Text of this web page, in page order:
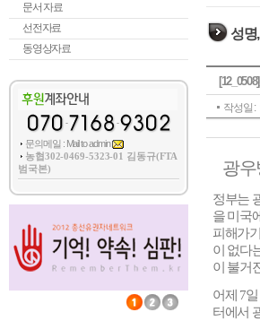
문서 자료
선전자료
동영상자료
문의메일 : Mail to admin
농협302-0469-5323-01 김동규(FTA
범국본)
성명
작성일 :
광
정부는
을 미국
피해가
이 없다
이 불거
어제 7일
터에서